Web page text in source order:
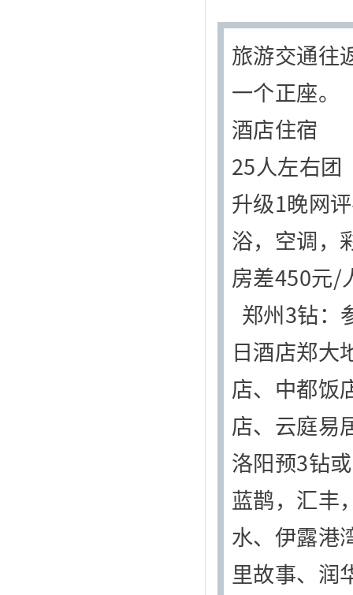
旅游交通往
一个正座。
酒店住宿
25人左右团
升级1晚网
浴，空调，
房差450元/
郑州3钻：
日酒店郑大
店、中都饭
店、云庭易
洛阳预3钻
蓝鹊，汇丰
水、伊露港
里故事、润